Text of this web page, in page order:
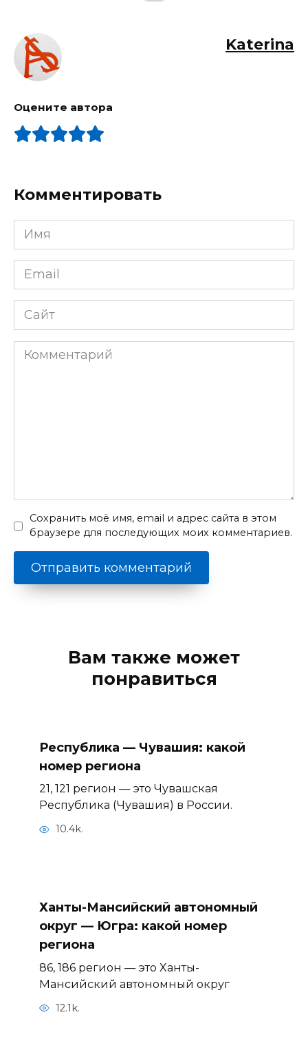
Katerina
Оцените автора
Комментировать
Имя
Email
Сайт
Комментарий
Сохранить моё имя, email и адрес сайта в этом
браузере для последующих моих комментариев.
Вам также может
понравиться
Республика — Чувашия: какой
номер региона
21, 121 регион — это Чувашская
Республика (Чувашия) в России.
10.4k.
Ханты-Мансийский автономный
округ — Югра: какой номер
региона
86, 186 регион — это Ханты-
Мансийский автономный округ
12.1k.